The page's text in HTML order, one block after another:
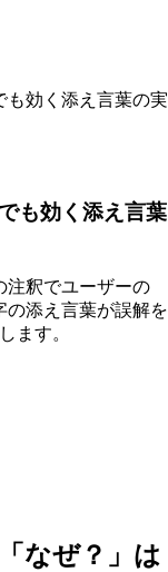
効く添え言葉の実
も効く添え言葉
注釈でユーザーの
の添え言葉が誤解を
ます。
なぜ？」は